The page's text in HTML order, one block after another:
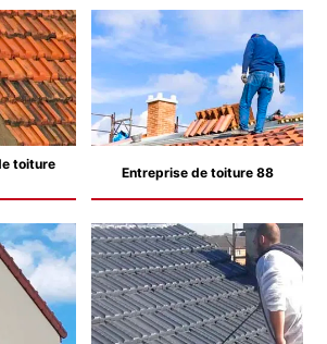
toiture
Entreprise de toiture 88